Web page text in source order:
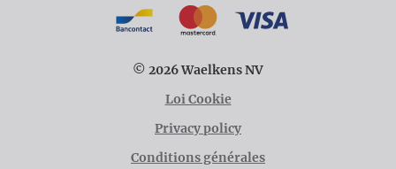
© 2026 Waelkens NV
Loi Cookie
Privacy policy
Conditions générales
Modalités de paiement
BancontactMasterCard
VISA